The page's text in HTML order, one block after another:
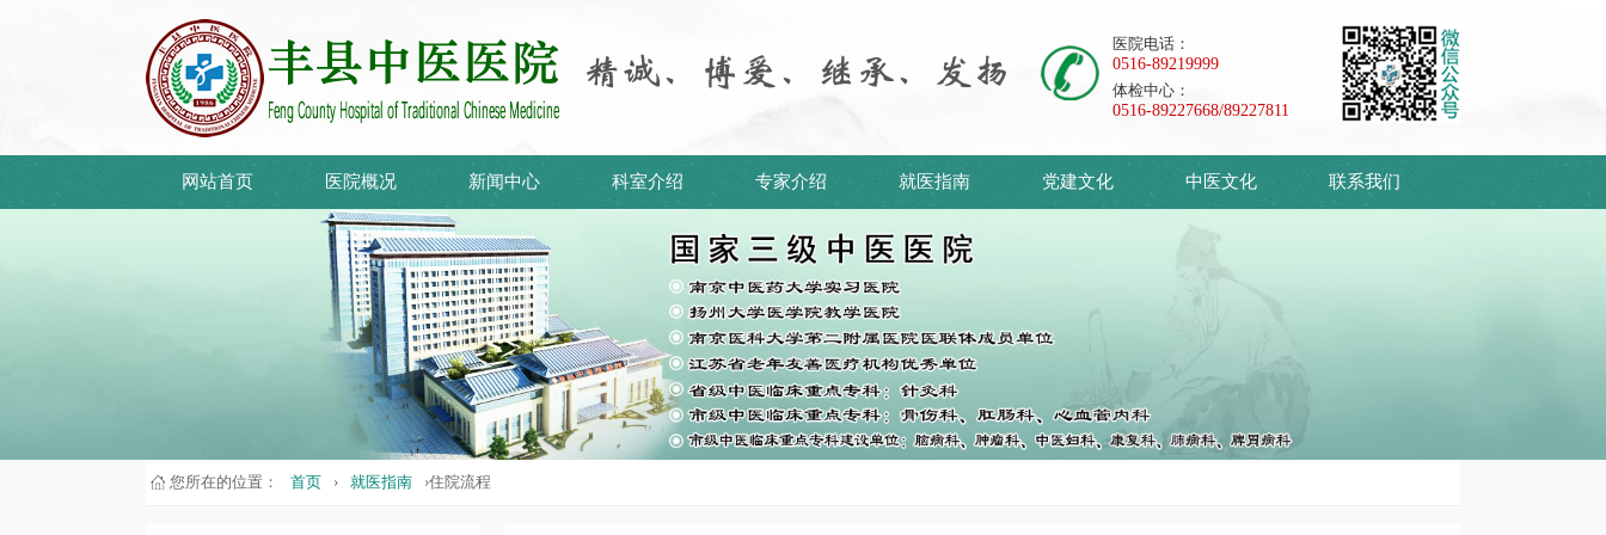
医院电话：
0516-89219999
体检中心：
0516-89227668/89227811
网站首页 医院概况 新闻中心 科室介绍 专家介绍 就医指南 党建文化 中医文化 联系我们
您所在的位置： 首页 › 就医指南 ›住院流程